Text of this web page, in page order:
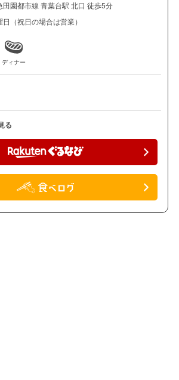
田園都市線 青葉台駅 北口 徒歩5分
日（祝日の場合は営業）
ディナー
る